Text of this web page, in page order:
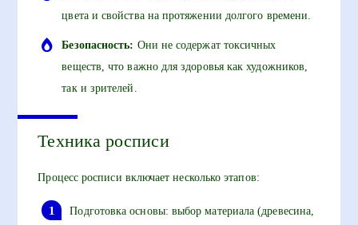
цвета и свойства на протяжении долгого времени.
Безопасность: Они не содержат токсичных
веществ, что важно для здоровья как художников,
так и зрителей.
Техника росписи
Процесс росписи включает несколько этапов:
Подготовка основы: выбор материала (древесина,